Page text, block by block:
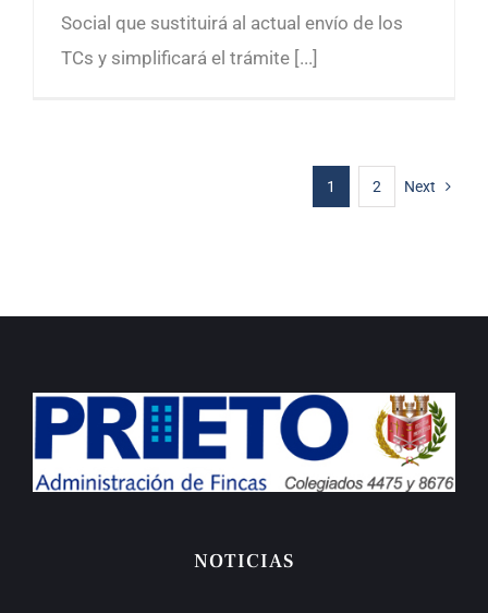
Social que sustituirá al actual envío de los
TCs y simplificará el trámite [...]
1 2 Next
NOTICIAS